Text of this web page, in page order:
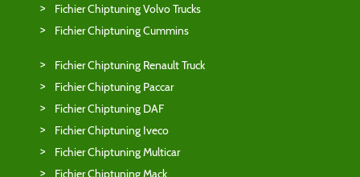
Fichier Chiptuning Volvo Trucks
Fichier Chiptuning Cummins
Fichier Chiptuning Renault Truck
Fichier Chiptuning Paccar
Fichier Chiptuning DAF
Fichier Chiptuning Iveco
Fichier Chiptuning Multicar
Fichier Chiptuning Mack